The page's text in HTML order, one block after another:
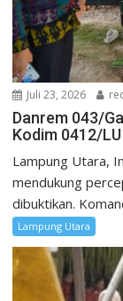
Juli 23, 2026
Danrem 043/
Kodim 0412/
Lampung Utara,
mendukung
dibuktikan.
Lampung Utara